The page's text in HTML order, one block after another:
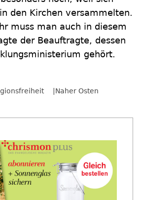
den Kirchen versammelten.
muss man auch in diesem
der Beauftragte, dessen
gehört.
Naher Osten